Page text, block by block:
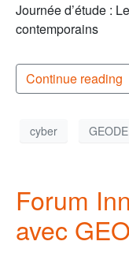
Journée d’étude :
contemporains
Continue reading
cyber GEODE
Forum
avec